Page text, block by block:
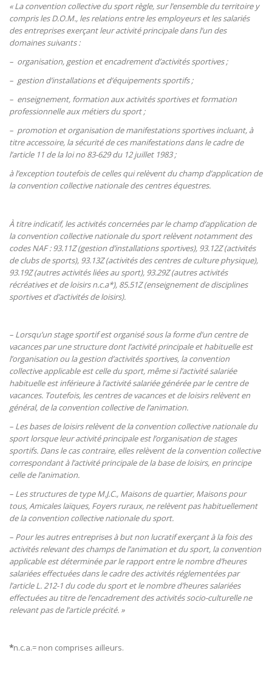
« La convention collective du sport règle, sur l’ensemble du territoire y
compris les D.O.M., les relations entre les employeurs et les salariés
des entreprises exerçant leur activité principale dans l’un des
domaines suivants :
– organisation, gestion et encadrement d’activités sportives ;
– gestion d’installations et d’équipements sportifs ;
– enseignement, formation aux activités sportives et formation
professionnelle aux métiers du sport ;
– promotion et organisation de manifestations sportives incluant, à
titre accessoire, la sécurité de ces manifestations dans le cadre de
l’article 11 de la loi no 83-629 du 12 juillet 1983 ;
à l’exception toutefois de celles qui relèvent du champ d’application de
la convention collective nationale des centres équestres.
À titre indicatif, les activités concernées par le champ d’application de
la convention collective nationale du sport relèvent notamment des
codes NAF : 93.11Z (gestion d’installations sportives), 93.12Z (activités
de clubs de sports), 93.13Z (activités des centres de culture physique),
93.19Z (autres activités liées au sport), 93.29Z (autres activités
récréatives et de loisirs n.c.a*), 85.51Z (enseignement de disciplines
sportives et d’activités de loisirs).
– Lorsqu’un stage sportif est organisé sous la forme d’un centre de
vacances par une structure dont l’activité principale et habituelle est
l’organisation ou la gestion d’activités sportives, la convention
collective applicable est celle du sport, même si l’activité salariée
habituelle est inférieure à l’activité salariée générée par le centre de
vacances. Toutefois, les centres de vacances et de loisirs relèvent en
général, de la convention collective de l’animation.
– Les bases de loisirs relèvent de la convention collective nationale du
sport lorsque leur activité principale est l’organisation de stages
sportifs. Dans le cas contraire, elles relèvent de la convention collective
correspondant à l’activité principale de la base de loisirs, en principe
celle de l’animation.
– Les structures de type M.J.C., Maisons de quartier, Maisons pour
tous, Amicales laïques, Foyers ruraux, ne relèvent pas habituellement
de la convention collective nationale du sport.
– Pour les autres entreprises à but non lucratif exerçant à la fois des
activités relevant des champs de l’animation et du sport, la convention
applicable est déterminée par le rapport entre le nombre d’heures
salariées effectuées dans le cadre des activités réglementées par
l’article L. 212-1 du code du sport et le nombre d’heures salariées
effectuées au titre de l’encadrement des activités socio-culturelle ne
relevant pas de l’article précité. »
*n.c.a.= non comprises ailleurs.